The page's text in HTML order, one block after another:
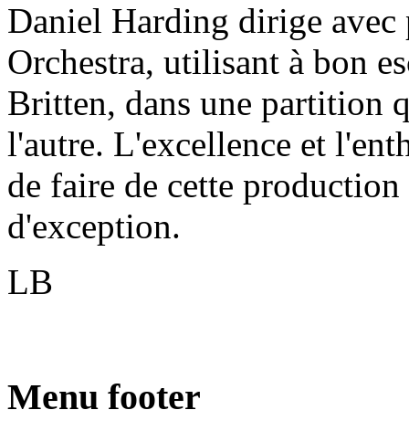
Daniel Harding dirige
Orchestra, utilisant à bon
Britten, dans une partition
l'autre. L'excellence et
de faire de cette
d'exception.
LB
Menu footer